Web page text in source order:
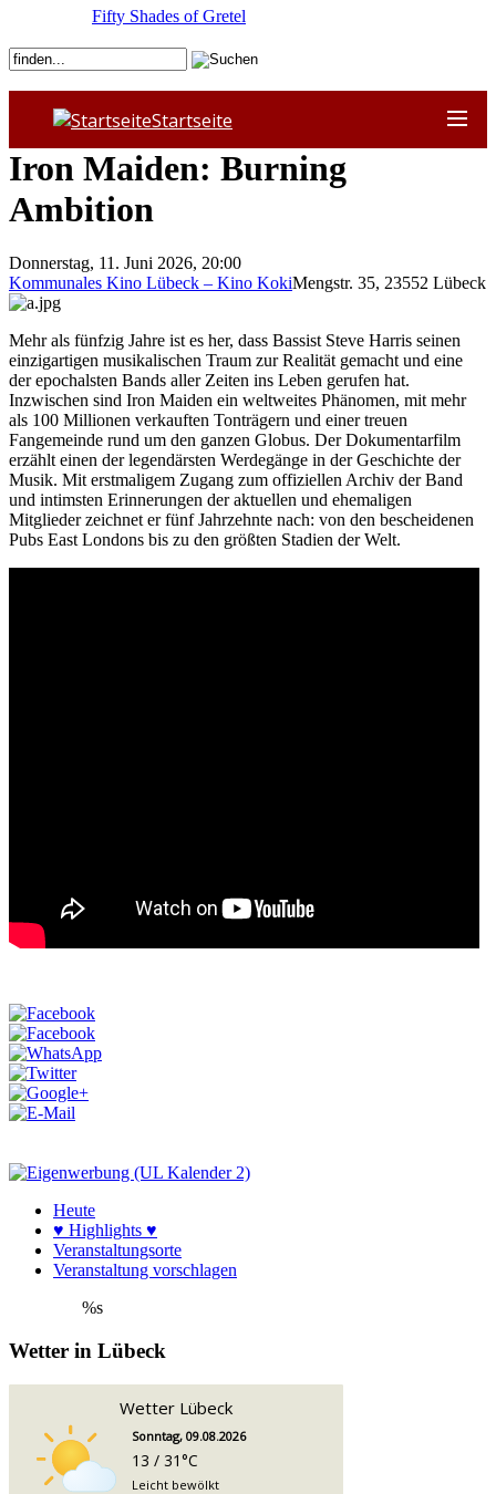
Startseite
Iron Maiden: Burning
Ambition
Donnerstag, 11. Juni 2026, 20:00
Kommunales Kino Lübeck – Kino KokiMengstr. 35, 23552 Lübeck
Mehr als fünfzig Jahre ist es her, dass Bassist Steve Harris seinen
einzigartigen musikalischen Traum zur Realität gemacht und eine
der epochalsten Bands aller Zeiten ins Leben gerufen hat.
Inzwischen sind Iron Maiden ein weltweites Phänomen, mit mehr
als 100 Millionen verkauften Tonträgern und einer treuen
Fangemeinde rund um den ganzen Globus. Der Dokumentarfilm
erzählt einen der legendärsten Werdegänge in der Geschichte der
Musik. Mit erstmaligem Zugang zum offiziellen Archiv der Band
und intimsten Erinnerungen der aktuellen und ehemaligen
Mitglieder zeichnet er fünf Jahrzehnte nach: von den bescheidenen
Pubs East Londons bis zu den größten Stadien der Welt.
Heute
♥ Highlights ♥
Veranstaltungsorte
Veranstaltung vorschlagen
%s
Fifty Shades of Gretel
Wetter in Lübeck
Wetter Lübeck
Sonntag, 09.08.2026
13 / 31°C
Leicht bewölkt